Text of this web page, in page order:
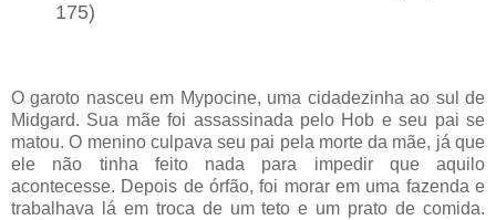
175)
O garoto nasceu em Mypocine, uma cidadezinha ao sul de
Midgard. Sua mãe foi assassinada pelo Hob e seu pai se
matou. O menino culpava seu pai pela morte da mãe, já que
ele não tinha feito nada para impedir que aquilo
acontecesse. Depois de órfão, foi morar em uma fazenda e
trabalhava lá em troca de um teto e um prato de comida.